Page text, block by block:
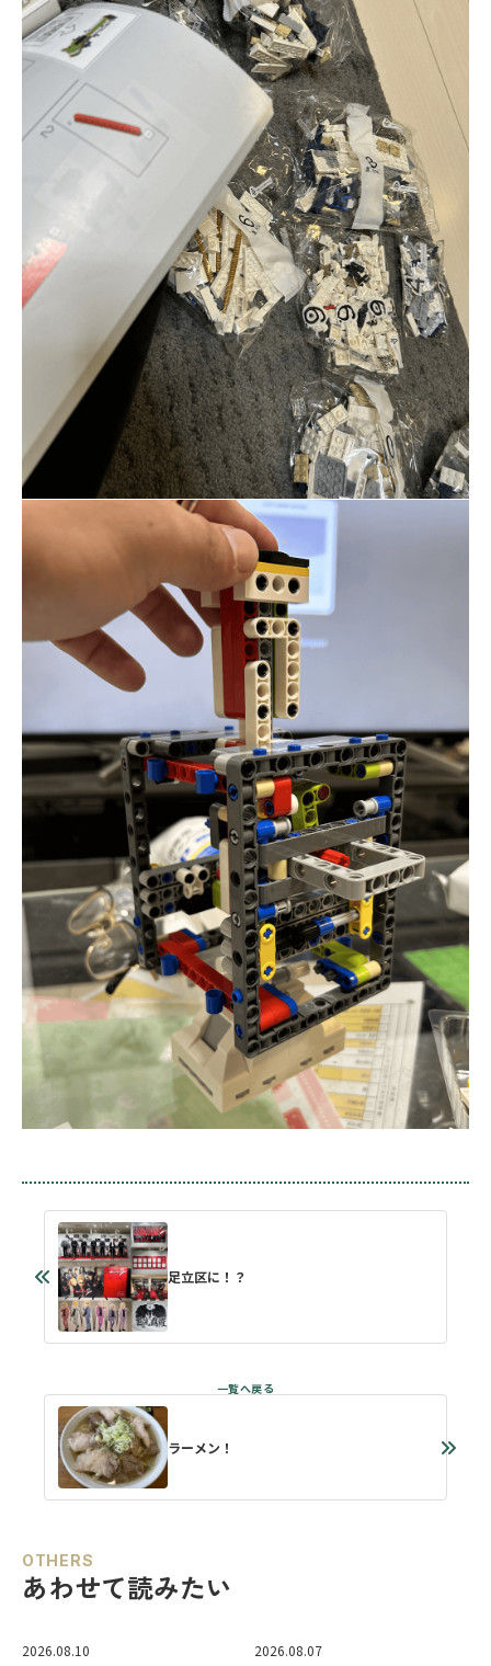
足立区に！？
ラーメン！
OTHERS
あわせて読みたい
2026.08.10 2026.08.07